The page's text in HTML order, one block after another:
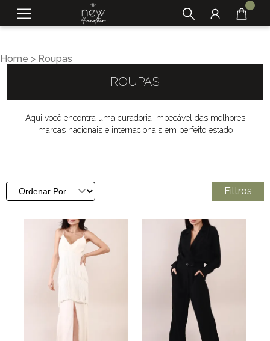
Home > Roupas
ROUPAS
Aqui você encontra uma curadoria impecável das melhores
marcas nacionais e internacionais em perfeito estado
Filtros